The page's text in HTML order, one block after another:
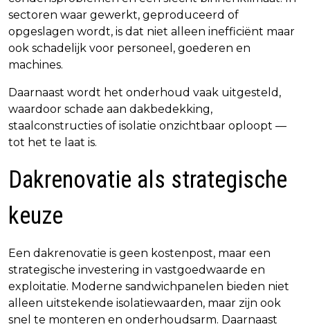
sectoren waar gewerkt, geproduceerd of
opgeslagen wordt, is dat niet alleen inefficiënt maar
ook schadelijk voor personeel, goederen en
machines.
Daarnaast wordt het onderhoud vaak uitgesteld,
waardoor schade aan dakbedekking,
staalconstructies of isolatie onzichtbaar oploopt —
tot het te laat is.
Dakrenovatie als strategische
keuze
Een dakrenovatie is geen kostenpost, maar een
strategische investering in vastgoedwaarde en
exploitatie. Moderne sandwichpanelen bieden niet
alleen uitstekende isolatiewaarden, maar zijn ook
snel te monteren en onderhoudsarm. Daarnaast